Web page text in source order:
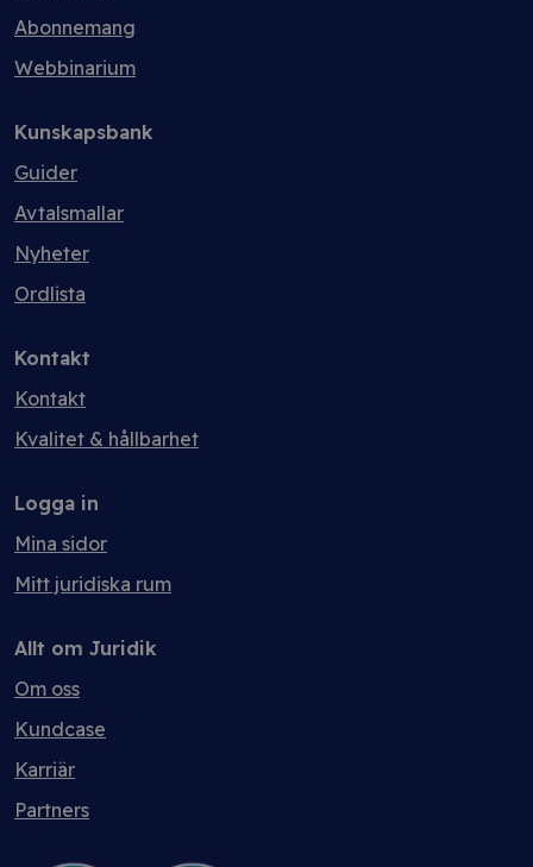
Abonnemang
Webbinarium
Kunskapsbank
Guider
Avtalsmallar
Nyheter
Ordlista
Kontakt
Kontakt
Kvalitet & hållbarhet
Logga in
Mina sidor
Mitt juridiska rum
Allt om Juridik
Om oss
Kundcase
Karriär
Partners